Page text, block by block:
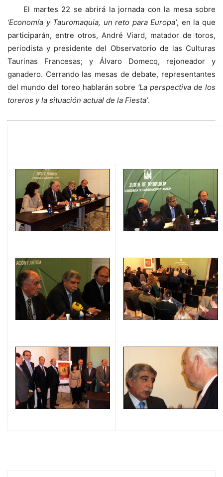
El martes 22 se abrirá la jornada con la mesa sobre
‘Economía y Tauromaquia, un reto para Europa’, en la que
participarán, entre otros, André Viard, matador de toros,
periodista y presidente del Observatorio de las Culturas
Taurinas Francesas; y Álvaro Domecq, rejoneador y
ganadero. Cerrando las mesas de debate, representantes
del mundo del toreo hablarán sobre ‘La perspectiva de los
toreros y la situación actual de la Fiesta’.